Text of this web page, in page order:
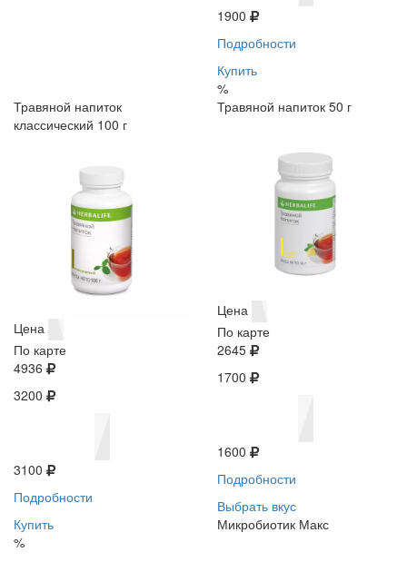
1900
Подробности
Купить
%
Травяной напиток
классический 100 г
Цена
По карте
4936
3200
3100
Подробности
Купить
%
Травяной напиток 50 г
Цена
По карте
2645
1700
1600
Подробности
Выбрать вкус
Микробиотик Макс